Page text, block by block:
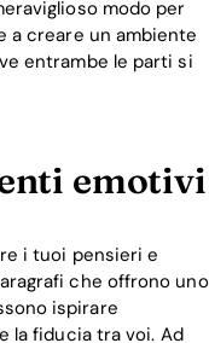
modo per
a creare un ambiente
entrambe le parti si
emotivi
i tuoi pensieri e
che offrono uno
ispirare
la fiducia tra voi. Ad